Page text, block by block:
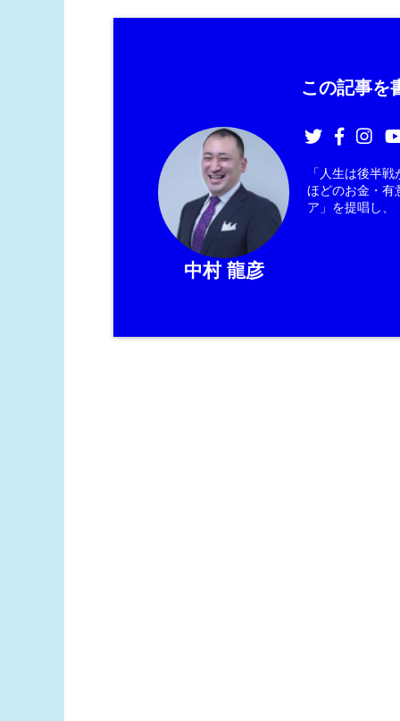
この記事を
中村 龍彦
「人生は後半
ほどのお金・有
ア」を提唱し、